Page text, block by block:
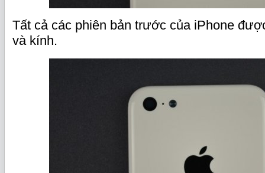
Tất cả các phiên bản trước của iPhone
và kính.